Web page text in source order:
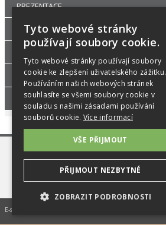
PREZENTACE
DROGERIE
KANCELÁŘSKÝ NÁBYTEK
ŠKOLA, VÝTVARNÉ POTŘEBY
PŘÍSLUŠENSTVÍ
E-shop na míru od
Tyto webové stránky
používají soubory cookie.
Tyto webové stránky používají soubory
cookie ke zlepšení uživatelského zážitku.
Používáním našich webových stránek
souhlasíte se všemi soubory cookie v
souladu s našimi zásadami používání
souborů cookie. Více informací
VŠE PŘIJMOUT
PŘIJMOUT NEZBYTNÉ
ZOBRAZIT PODROBNOSTI